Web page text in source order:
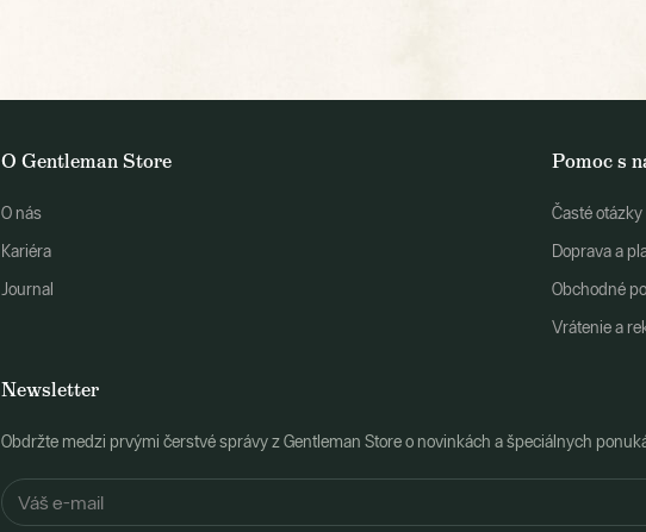
O Gentleman Store
O nás
Kariéra
Journal
Pomoc s
Časté otázky
Doprava a
Obchodné
Vrátenie a
Newsletter
Obdržte medzi prvými čerstvé správy z Gentleman Store o novinkách a špeciálnych